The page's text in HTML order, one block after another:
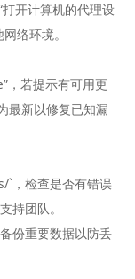
开计算机的代理设
络环境。
，若提示有可用更
最新以修复已知漏
`，检查是否有错误
持团队。
份重要数据以防丢